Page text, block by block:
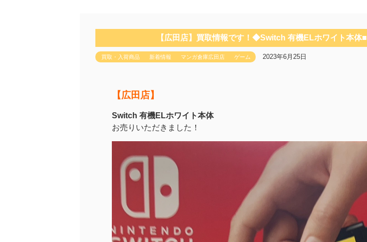
【広田店】買取情報です！◆Switch 有機ELホワイト本体■
買取・入荷商品 新着情報 マンガ倉庫広田店 ゲーム 2023年6月25日
【広田店】
Switch 有機ELホワイト本体
お売りいただきました！